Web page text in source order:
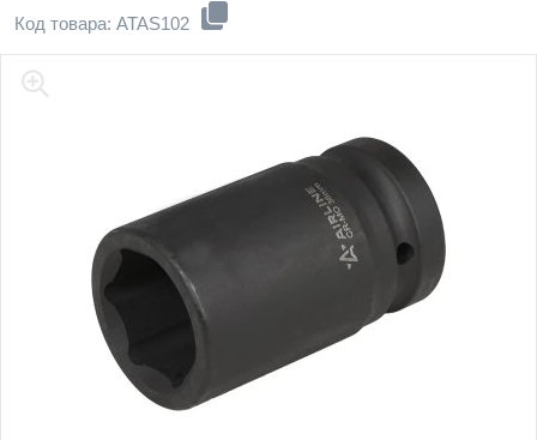
Код товара: ATAS102